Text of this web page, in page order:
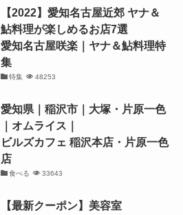
【2022】愛知名古屋近郊 ヤナ＆
鮎料理が楽しめるお店7選
愛知名古屋咲楽｜ヤナ＆鮎料理特
集
特集 48253
愛知県｜稲沢市｜大塚・片原一色
｜オムライス｜
ビルズカフェ 稲沢本店・片原一色
店
食べる 33643
【最新クーポン】美容室